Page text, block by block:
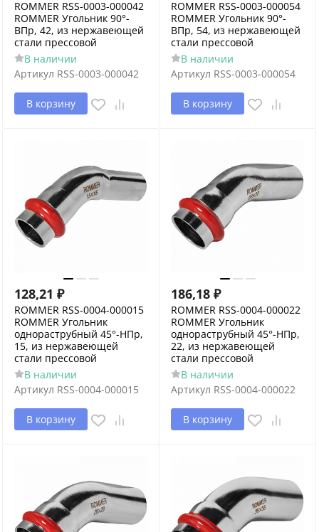
ROMMER RSS-0003-000042
ROMMER Угольник 90°-
ВПр, 42, из нержавеющей
стали прессовой
В наличии
Артикул RSS-0003-000042
В корзину
ROMMER RSS-0003-000054
ROMMER Угольник 90°-
ВПр, 54, из нержавеющей
стали прессовой
В наличии
Артикул RSS-0003-000054
В корзину
128,21 ₽
ROMMER RSS-0004-000015
ROMMER Угольник
однораструбный 45°-НПр,
15, из нержавеющей
стали прессовой
В наличии
Артикул RSS-0004-000015
В корзину
186,18 ₽
ROMMER RSS-0004-000022
ROMMER Угольник
однораструбный 45°-НПр,
22, из нержавеющей
стали прессовой
В наличии
Артикул RSS-0004-000022
В корзину